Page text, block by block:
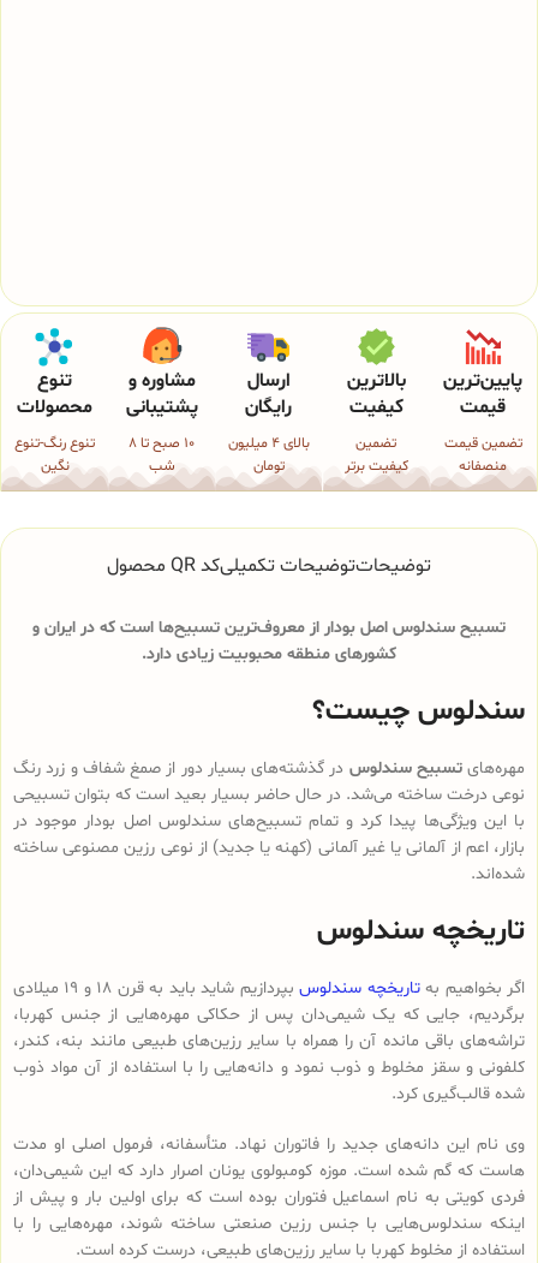
پایین‌ترین
قیمت
تضمین قیمت
منصفانه
بالاترین
کیفیت
تضمین
کیفیت برتر
ارسال
رایگان
بالای 4 میلیون
تومان
مشاوره و
پشتیبانی
10 صبح تا 8
شب
تنوع
محصولات
تنوع رنگ-تنوع
نگین
توضیحاتتوضیحات تکمیلیکد QR محصول
تسبیح سندلوس اصل بودار از معروف‌ترین تسبیح‌ها است که در ایران و
کشورهای منطقه محبوبیت زیادی دارد.
سندلوس چیست؟
مهره‌هایتسبیح سندلوس در گذشته‌های بسیار دور از صمغ شفاف و زرد رنگ
نوعی درخت ساخته می‌شد. در حال حاضر بسیار بعید است که بتوان تسبیحی
با این ویژگی‌ها پیدا کرد و تمام تسبیح‌های سندلوس‌ اصل بودار موجود در
بازار، اعم از آلمانی یا غیر آلمانی (کهنه یا جدید) از نوعی رزین مصنوعی ساخته
شده‌اند.
تاریخچه سندلوس
اگر بخواهیم بهتاریخچه سندلوس
بپردازیم شاید باید به قرن 18 و 19 میلادی
برگردیم، جایی که یک شیمی‌دان پس از حکاکی مهره‌هایی از جنس کهربا،
تراشه‌های باقی مانده آن را همراه با سایر رزین‌های طبیعی مانند بنه، کندر،
کلفونی و سقز مخلوط و ذوب نمود و دانه‌هایی را با استفاده از آن مواد ذوب
شده قالب‌گیری کرد.
وی نام این دانه‌های جدید را فاتوران نهاد. متأسفانه، فرمول اصلی او مدت
هاست که گم شده است. موزه کومبولوی یونان اصرار دارد که این شیمی‌دان،
فردی کویتی به نام اسماعیل فتوران بوده است که برای اولین بار و پیش از
اینکه سندلوس‌هایی با جنس رزین صنعتی ساخته شوند، مهره‌هایی را با
استفاده از مخلوط کهربا با سایر رزین‌های طبیعی، درست کرده است.